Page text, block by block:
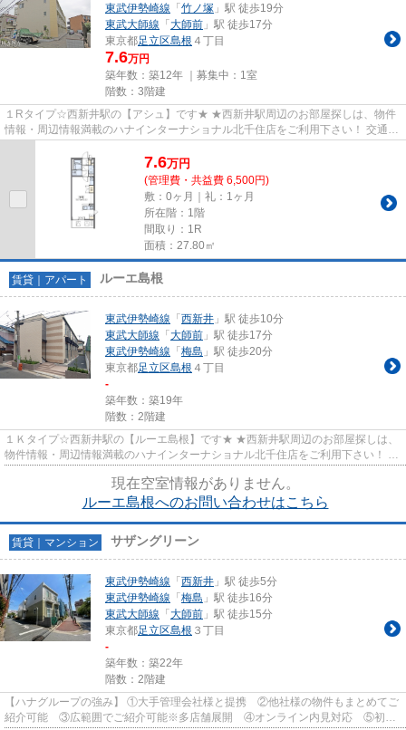
東武伊勢崎線 「 竹ノ塚 」駅 徒歩19分
東武大師線 「 大師前 」駅 徒歩17分
東京都足立区島根 ４丁目
7.6万円
築年数：築12年 ｜募集中： 1室
階数：3階建
１Rタイプ☆西新井駅の【アシュ】です★ ★西新井駅周辺のお部屋探しは、物件
情報・周辺情報満載のハナインターナショナル北千住店をご利用下さい！ 交通：
7.6万円
(管理費・共益費 6,500円)
敷：0ヶ月｜礼：1ヶ月
所在階：1階
間取り：1R
面積：27.80㎡
賃貸｜アパート ルーエ島根
東武伊勢崎線 「 西新井 」駅 徒歩10分
東武大師線 「 大師前 」駅 徒歩17分
東武伊勢崎線 「 梅島 」駅 徒歩20分
東京都足立区島根 ４丁目
-
築年数：築19年
階数：2階建
１Ｋタイプ☆西新井駅の【ルーエ島根】です★ ★西新井駅周辺のお部屋探しは、
物件情報・周辺情報満載のハナインターナショナル北千住店をご利用下さい！ 交
現在空室情報がありません。
ルーエ島根へのお問い合わせはこちら
賃貸｜マンション サザングリーン
東武伊勢崎線 「 西新井 」駅 徒歩5分
東武伊勢崎線 「 梅島 」駅 徒歩16分
東武大師線 「 大師前 」駅 徒歩15分
東京都足立区島根 ３丁目
-
築年数：築22年
階数：2階建
【ハナグループの強み】 ①大手管理会社様と提携 ②他社様の物件もまとめてご
紹介可能 ③広範囲でご紹介可能※多店舗展開 ④オンライン内見対応 ⑤初期